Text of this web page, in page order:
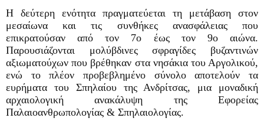
Η δεύτερη ενότητα πραγματεύεται τη μετάβαση στον
μεσαίωνα και τις συνθήκες ανασφάλειας που
επικρατούσαν από τον 7ο έως τον 9ο αιώνα.
Παρουσιάζονται μολύβδινες σφραγίδες βυζαντινών
αξιωματούχων που βρέθηκαν στα νησάκια του Αργολικού,
ενώ το πλέον προβεβλημένο σύνολο αποτελούν τα
ευρήματα του Σπηλαίου της Ανδρίτσας, μια μοναδική
αρχαιολογική ανακάλυψη της Εφορείας
Παλαιοανθρωπολογίας & Σπηλαιολογίας.